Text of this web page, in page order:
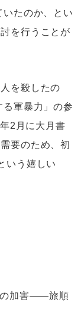
たのか、とい
を行うことが
を殺したの
軍暴力」の参
2月に大月書
要のため、初
いう嬉しい
の加害――旅順